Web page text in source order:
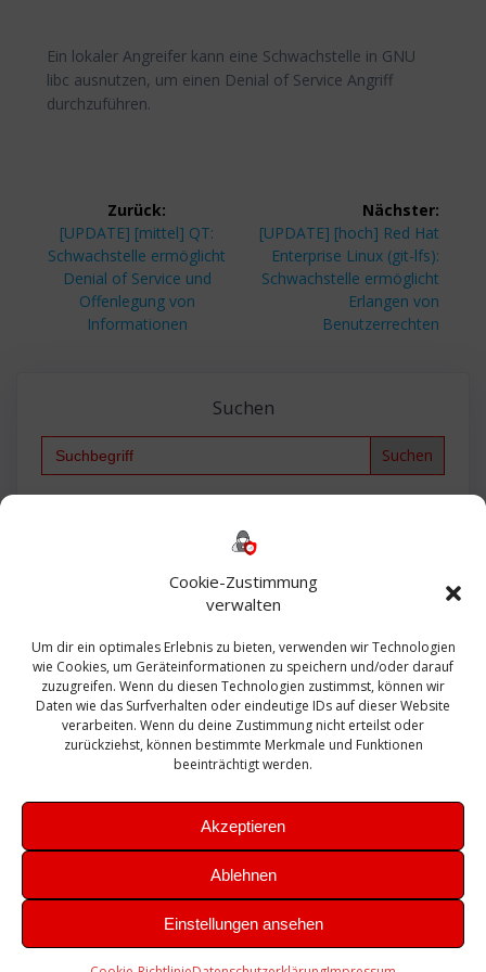
Cookie-Zustimmung
verwalten
Um dir ein optimales Erlebnis zu bieten, verwenden wir Technologien
wie Cookies, um Geräteinformationen zu speichern und/oder darauf
zuzugreifen. Wenn du diesen Technologien zustimmst, können wir
Daten wie das Surfverhalten oder eindeutige IDs auf dieser Website
verarbeiten. Wenn du deine Zustimmung nicht erteilst oder
zurückziehst, können bestimmte Merkmale und Funktionen
beeinträchtigt werden.
Akzeptieren
Ablehnen
Einstellungen ansehen
Ein lokaler Angreifer kann eine Schwachstelle in GNU
libc ausnutzen, um einen Denial of Service Angriff
durchzuführen.
Beitragsnavigation
Zurück:
Vorheriger
Beitrag:
[UPDATE] [mittel] QT:
Schwachstelle ermöglicht
Denial of Service und
Offenlegung von
Informationen
Nächster:
Nächster
Beitrag:
[UPDATE] [hoch] Red Hat
Enterprise Linux (git-lfs):
Schwachstelle ermöglicht
Erlangen von
Benutzerrechten
Suchen
Search
Bautagebuch
Exchange firewall Fritzbox
Microsoft
Sanierung SBS Security Server Sicherheit
Sicherung SIEM Sophos SSL Ubuntu
Update Upgrade UTM VCenter VCSA Veeam
VMWare VPN WAZUH Windows
Zertifikat
Theme